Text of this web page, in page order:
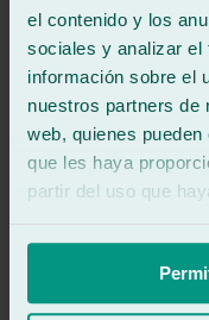
el contenido y los
sociales y analizar el
información sobre el
nuestros partners de
web, quienes
que les haya
partir del uso que
Fast and professional
Excellent!!
See review
maria criado maeso
Review of
/5· 6 years ago
See review
Excellent, good treatment
See review